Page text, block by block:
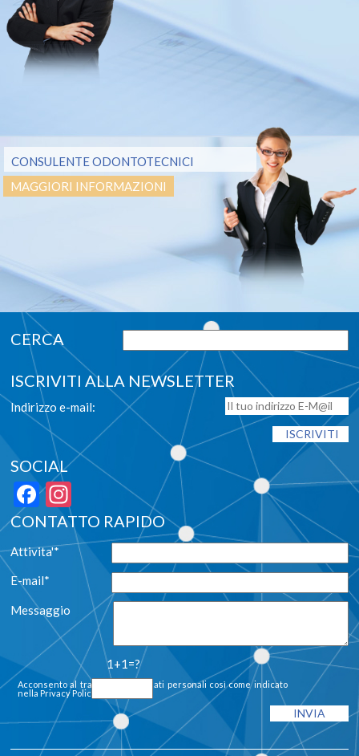
CONSULENTE ODONTOTECNICI
MAGGIORI INFORMAZIONI
ISCRIVITI ALLA NEWSLETTER
Indirizzo e-mail:
SOCIAL
Facebook
Instagram
CONTATTO RAPIDO
Attivita'*
E-mail*
Messaggio
1+1=?
Acconsento al trattamento dei dati personali così come indicato
nella Privacy Policy